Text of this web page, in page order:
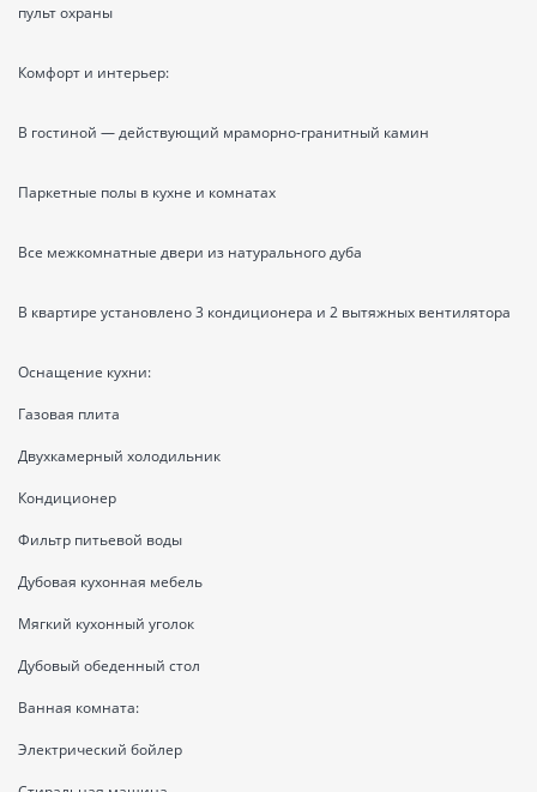
пульт охраны
Комфорт и интерьер:
В гостиной — действующий мраморно-гранитный камин
Паркетные полы в кухне и комнатах
Все межкомнатные двери из натурального дуба
В квартире установлено 3 кондиционера и 2 вытяжных вентилятора
Оснащение кухни:
Газовая плита
Двухкамерный холодильник
Кондиционер
Фильтр питьевой воды
Дубовая кухонная мебель
Мягкий кухонный уголок
Дубовый обеденный стол
Ванная комната:
Электрический бойлер